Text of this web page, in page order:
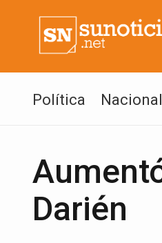
Política
Darién